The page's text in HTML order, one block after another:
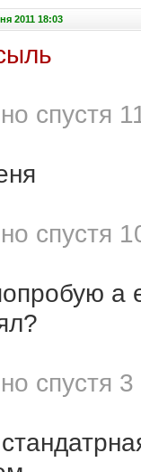
2011 18:03
спустя
спустя
а
спустя